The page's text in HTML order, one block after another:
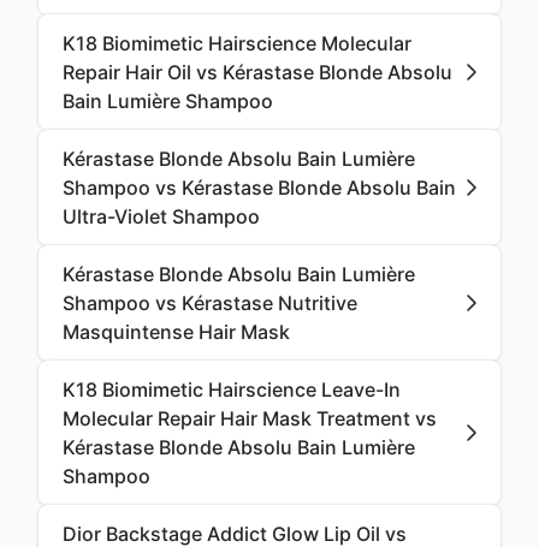
K18 Biomimetic Hairscience Molecular
Repair Hair Oil vs Kérastase Blonde Absolu
Bain Lumière Shampoo
Kérastase Blonde Absolu Bain Lumière
Shampoo vs Kérastase Blonde Absolu Bain
Ultra-Violet Shampoo
Kérastase Blonde Absolu Bain Lumière
Shampoo vs Kérastase Nutritive
Masquintense Hair Mask
K18 Biomimetic Hairscience Leave-In
Molecular Repair Hair Mask Treatment vs
Kérastase Blonde Absolu Bain Lumière
Shampoo
Dior Backstage Addict Glow Lip Oil vs